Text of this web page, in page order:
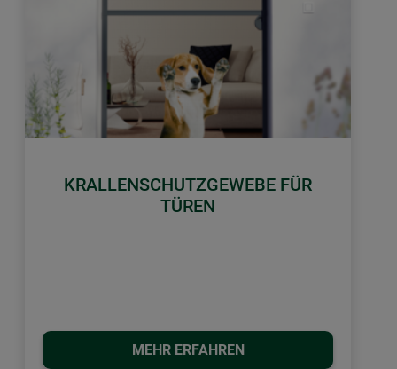
KRALLENSCHUTZGEWEBE FÜR
TÜREN
MEHR ERFAHREN